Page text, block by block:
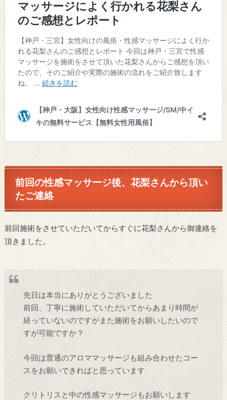
前回の性感マッサージ後、花梨さんから頂い
たご連絡
前回施術をさせていただいてからすぐに花梨さんから御連絡を
頂きました。
先日は本当にありがとうございました
前回、丁寧に施術していただいてからあまり時間が
経っていないのですがまた施術をお願いしたいので
すが可能ですか？
今回は普通のアロママッサージも組み合わせたコー
スをお願いできればと思っています
クリトリスと中の性感マッサージもお願いします